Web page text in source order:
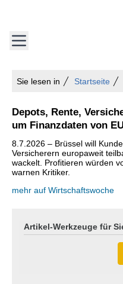
Sie lesen in Startseite
Depots, Rente,
um Finanzdaten von
8.7.2026 – Brüssel will
Versicherern europaweit
wackelt. Profitieren würden
warnen Kritiker.
mehr auf Wirtschaftswoche
Artikel-Werkzeuge für